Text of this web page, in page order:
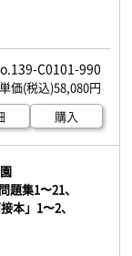
139-C0101-990
58,080円
購入
集1〜21、
本」1〜2、